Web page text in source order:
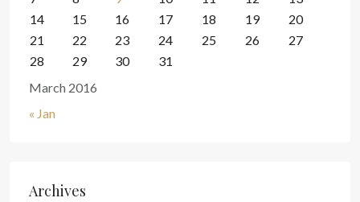
March 2016
14
15 16 17 18 19
20
21
22 23 24 25 26
27
28
29 30 31
« Jan
Archives